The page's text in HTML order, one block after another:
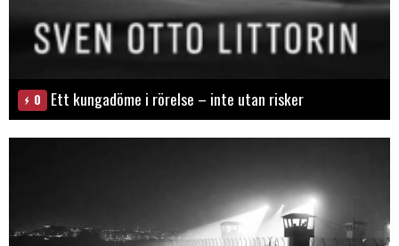
0 Ett kungadöme i rörelse – inte utan risker